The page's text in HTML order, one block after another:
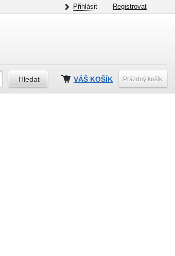
Přihlásit Registrovat
VÁŠ KOŠÍK Prázdný košík